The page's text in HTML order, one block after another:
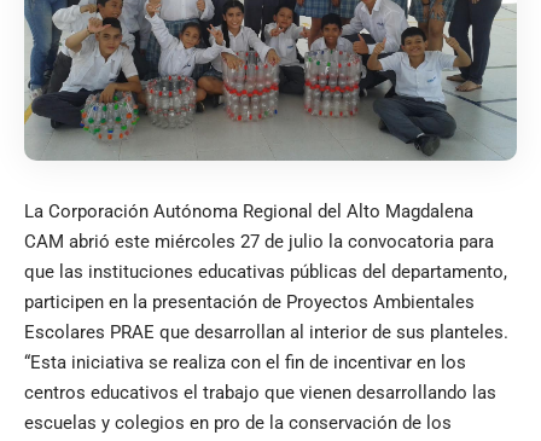
La Corporación Autónoma Regional del Alto Magdalena
CAM abrió este miércoles 27 de julio la convocatoria para
que las instituciones educativas públicas del departamento,
participen en la presentación de Proyectos Ambientales
Escolares PRAE que desarrollan al interior de sus planteles.
“Esta iniciativa se realiza con el fin de incentivar en los
centros educativos el trabajo que vienen desarrollando las
escuelas y colegios en pro de la conservación de los